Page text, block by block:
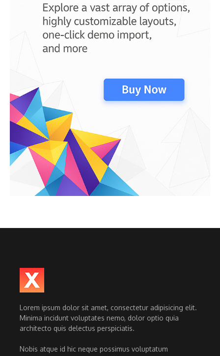
Lorem ipsum dolor sit amet, consectetur adipisicing elit.
Minima incidunt voluptates nemo, dolor optio quia
architecto quis delectus perspiciatis.
Nobis atque id hic neque possimus voluptatum